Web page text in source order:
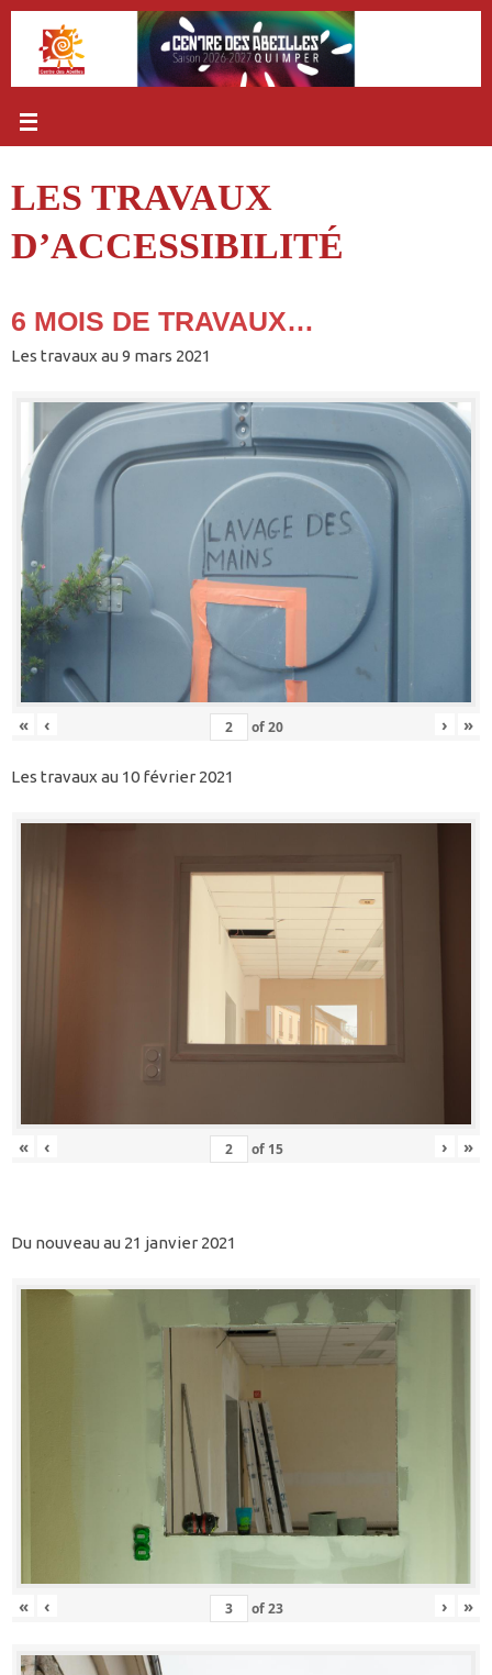
Passer
contenu
LES TRAVAUX
D’ACCESSIBILITÉ
6 MOIS DE TRAVAUX…
Les travaux au 9 mars 2021
« ‹ of20 › »
Les travaux au 10 février 2021
« ‹ of 15 › »
Du nouveau au 21 janvier 2021
« ‹ of23 › »